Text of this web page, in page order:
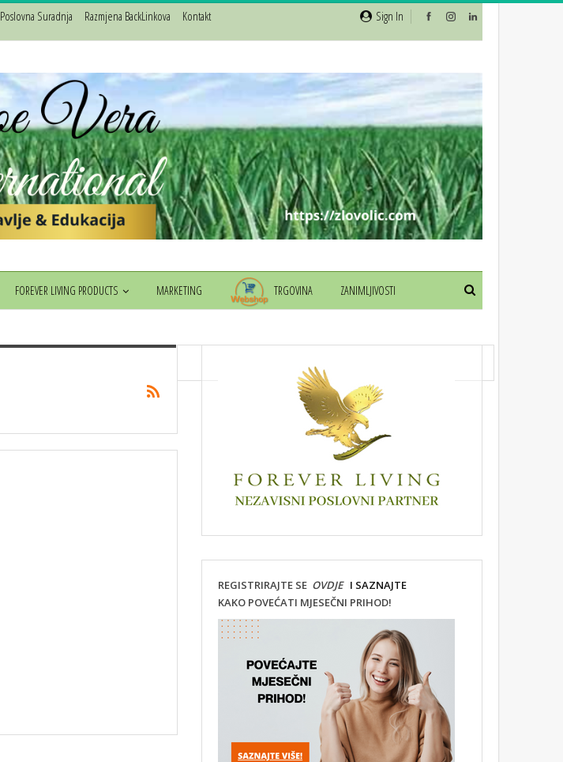
Sign In
Poslovna Suradnja Razmjena BackLinkova Kontakt
FOREVER LIVING PRODUCTS MARKETING TRGOVINA ZANIMLJIVOSTI
REGISTRIRAJTE SE OVDJEI SAZNAJTE
KAKO POVEĆATI MJESEČNI PRIHOD!